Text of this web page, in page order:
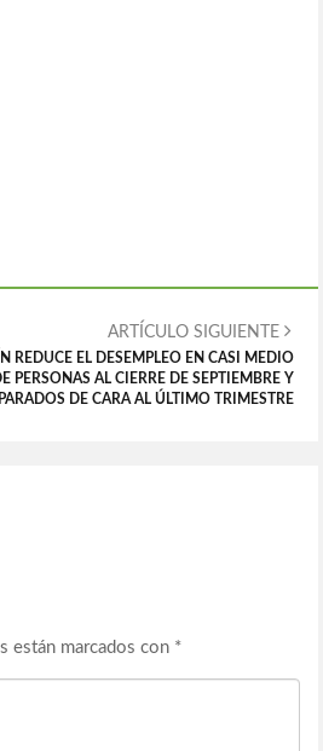
ARTÍCULO SIGUIENTE
REDUCE EL DESEMPLEO EN CASI MEDIO
PERSONAS AL CIERRE DE SEPTIEMBRE Y
DE CARA AL ÚLTIMO TRIMESTRE
están marcados con *